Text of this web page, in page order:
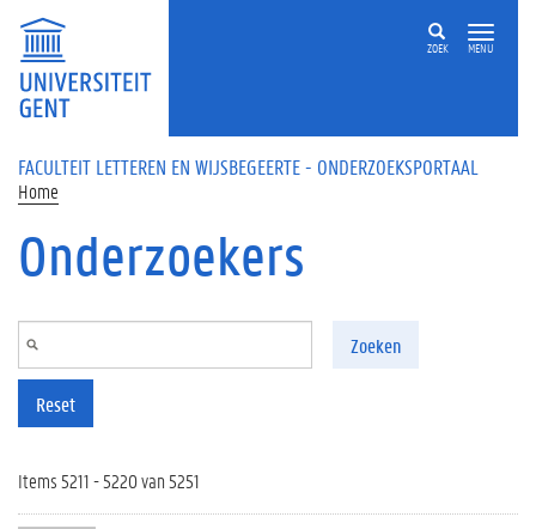
Overslaan en naar de inhoud gaan
ZOEK MENU
FACULTEIT LETTEREN EN WIJSBEGEERTE - ONDERZOEKSPORTAAL
Home
Onderzoekers
Zoeken
Reset
Items 5211 - 5220 van 5251